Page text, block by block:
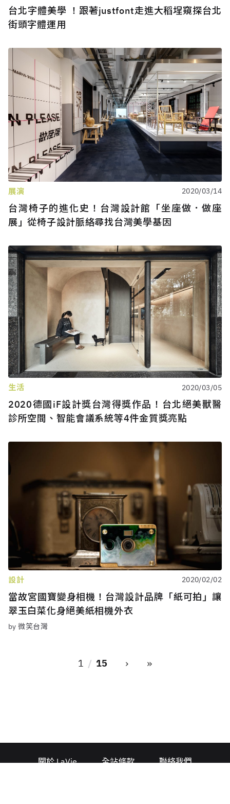
台北字體美學 ！跟著justfont走進大稻埕窺探台北
街頭字體運用
展演 2020/03/14
台灣椅子的進化史！台灣設計館「坐座做．做座
展」從椅子設計脈絡尋找台灣美學基因
生活 2020/03/05
2020德國iF設計獎台灣得獎作品！台北絕美獸醫
診所空間、智能會議系統等4件金質獎亮點
設計 2020/02/02
當故宮國寶變身相機！台灣設計品牌「紙可拍」讓
翠玉白菜化身絕美紙相機外衣
by 微笑台灣
› »
1 15
關於 LaVie 全站條款
聯絡我們